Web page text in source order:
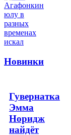
Новинки
Гувернатка
Эмма
Норидж
найдёт